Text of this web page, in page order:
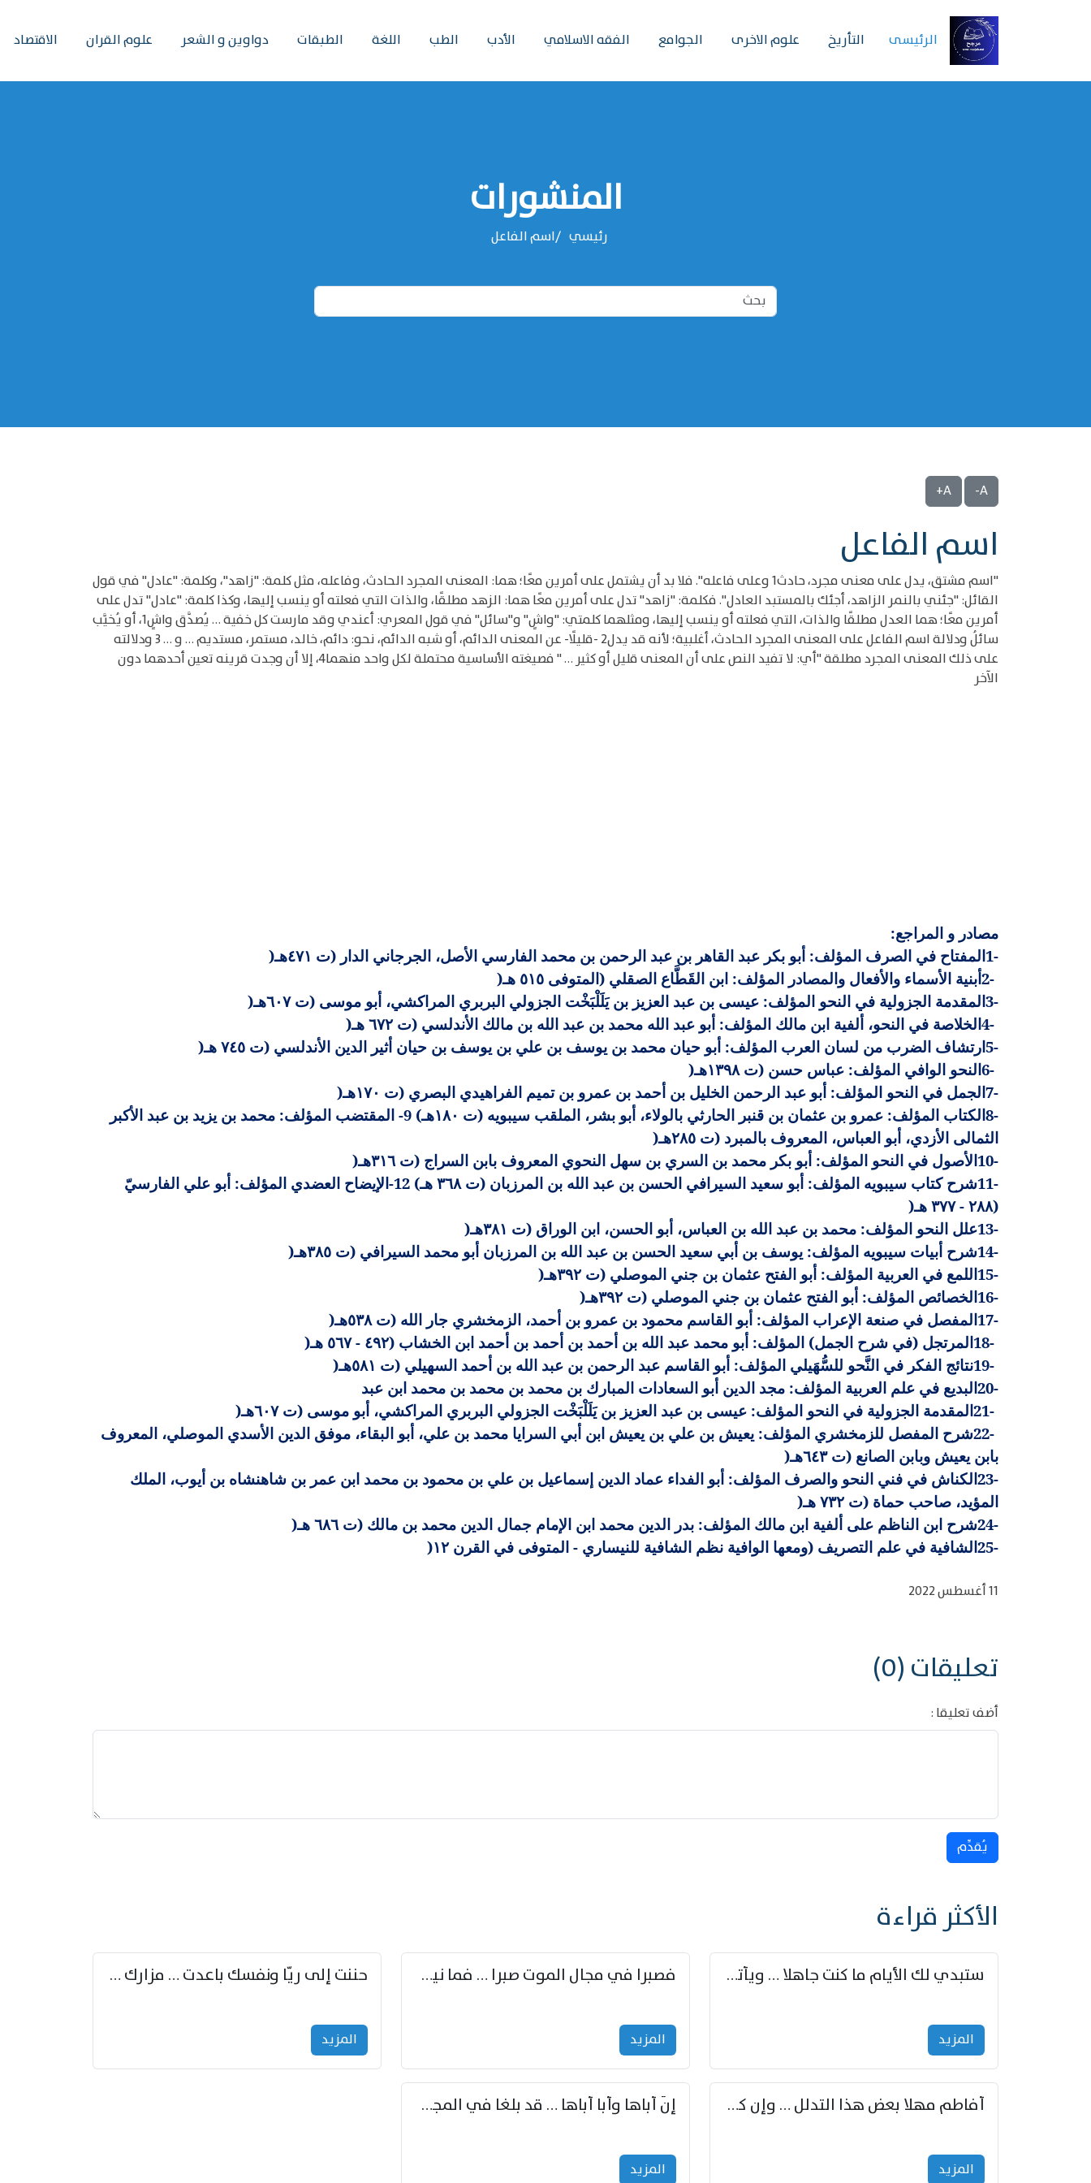
الرئیسی التأريخ علوم الاخرى الجوامع الفقه الاسلامي الأدب الطب اللغة الطبقات دواوين و الشعر علوم القران الاقتصاد
المنشورات
رئيسي اسم الفاعل
A-
A+
اسم الفاعل
"اسم مشتق، يدل على معنى مجرد، حادث1 وعلى فاعله". فلا بد أن يشتمل على أمرين معًا؛ هما: المعنى المجرد الحادث، وفاعله، مثل كلمة: "زاهد"، وكلمة: "عادل" في قول
القائل: "جئني بالنمر الزاهد، أجئك بالمستبد العادل". فكلمة: "زاهد" تدل على أمرين معًا هما: الزهد مطلقًا، والذات التي فعلته أو ينسب إليها، وكذا كلمة: "عادل" تدل على
أمرين معًا؛ هما العدل مطلقًا والذات، التي فعلته أو ينسب إليها، ومثلهما كلمتي: "واشٍ" و"سائل" في قول المعري: أعندي وقد مارست كل خفية … يُصدَّق واشٍ1، أو يُخيَّب
سائلُ ودلالة اسم الفاعل على المعنى المجرد الحادث، أغلبية؛ لأنه قد يدل2 -قليلًا- عن المعنى الدائم، أو شبه الدائم، نحو: دائم، خالد، مستمر، مستديم … و … 3 ودلالته
على ذلك المعنى المجرد مطلقة "أي: لا تفيد النص على أن المعنى قليل أو كثير … " فصيغته الأساسية محتملة لكل واحد منهما4، إلا أن وجدت قرينه تعين أحدهما دون
الآخر
مصادر و المراجع:
1-المفتاح في الصرف المؤلف: أبو بكر عبد القاهر بن عبد الرحمن بن محمد الفارسي الأصل، الجرجاني الدار (ت ٤٧١هـ
)
2-أبنية الأسماء والأفعال والمصادر المؤلف: ابن القَطَّاع الصقلي (المتوفى ٥١٥ هـ
)
3-المقدمة الجزولية في النحو المؤلف: عيسى بن عبد العزيز بن يَلَلْبَخْت الجزولي البربري المراكشي، أبو موسى (ت ٦٠٧هـ
)
4-الخلاصة في النحو، ألفية ابن مالك المؤلف: أبو عبد الله محمد بن عبد الله بن مالك الأندلسي (ت ٦٧٢ هـ
)
5-ارتشاف الضرب من لسان العرب المؤلف: أبو حيان محمد بن يوسف بن علي بن يوسف بن حيان أثير الدين الأندلسي (ت ٧٤٥ هـ
)
6-النحو الوافي المؤلف: عباس حسن (ت ١٣٩٨هـ
)
7-الجمل في النحو المؤلف: أبو عبد الرحمن الخليل بن أحمد بن عمرو بن تميم الفراهيدي البصري (ت ١٧٠هـ
)
8-
الكتاب المؤلف: عمرو بن عثمان بن قنبر الحارثي بالولاء، أبو بشر، الملقب سيبويه (ت ١٨٠هـ) 9- المقتضب المؤلف: محمد بن يزيد بن عبد الأكبر
الثمالى الأزدي، أبو العباس، المعروف بالمبرد (ت ٢٨٥هـ
)
10-الأصول في النحو المؤلف: أبو بكر محمد بن السري بن سهل النحوي المعروف بابن السراج (ت ٣١٦هـ
)
11-
شرح كتاب سيبويه المؤلف: أبو سعيد السيرافي الحسن بن عبد الله بن المرزبان (ت ٣٦٨ هـ) 12-الإيضاح العضدي المؤلف: أبو علي الفارسيّ
(٢٨٨ - ٣٧٧ هـ
)
13-علل النحو المؤلف: محمد بن عبد الله بن العباس، أبو الحسن، ابن الوراق (ت ٣٨١هـ
)
14-شرح أبيات سيبويه المؤلف: يوسف بن أبي سعيد الحسن بن عبد الله بن المرزبان أبو محمد السيرافي (ت ٣٨٥هـ
)
15-اللمع في العربية المؤلف: أبو الفتح عثمان بن جني الموصلي (ت ٣٩٢هـ
)
16-الخصائص المؤلف: أبو الفتح عثمان بن جني الموصلي (ت ٣٩٢هـ
)
17-المفصل في صنعة الإعراب المؤلف: أبو القاسم محمود بن عمرو بن أحمد، الزمخشري جار الله (ت ٥٣٨هـ
)
18-المرتجل (في شرح الجمل) المؤلف: أبو محمد عبد الله بن أحمد بن أحمد بن أحمد ابن الخشاب (٤٩٢ - ٥٦٧ هـ
)
19-نتائج الفكر في النَّحو للسُّهَيلي المؤلف: أبو القاسم عبد الرحمن بن عبد الله بن أحمد السهيلي (ت ٥٨١هـ
)
20-البديع في علم العربية المؤلف: مجد الدين أبو السعادات المبارك بن محمد بن محمد بن محمد ابن عبد
21-المقدمة الجزولية في النحو المؤلف: عيسى بن عبد العزيز بن يَلَلْبَخْت الجزولي البربري المراكشي، أبو موسى (ت ٦٠٧هـ
)
22-شرح المفصل للزمخشري المؤلف: يعيش بن علي بن يعيش ابن أبي السرايا محمد بن علي، أبو البقاء، موفق الدين الأسدي الموصلي، المعروف
بابن يعيش وبابن الصانع (ت ٦٤٣هـ
)
23-الكناش في فني النحو والصرف المؤلف: أبو الفداء عماد الدين إسماعيل بن علي بن محمود بن محمد ابن عمر بن شاهنشاه بن أيوب، الملك
المؤيد، صاحب حماة (ت ٧٣٢ هـ
)
24-شرح ابن الناظم على ألفية ابن مالك المؤلف: بدر الدين محمد ابن الإمام جمال الدين محمد بن مالك (ت ٦٨٦ هـ
)
25-الشافية في علم التصريف (ومعها الوافية نظم الشافية للنيساري - المتوفى في القرن ١٢ )
11 أغسطس 2022
تعليقات (0)
أضف تعليقا :
يُقدِّم
الأكثر قراءة
ستبدي لك الأيام ما كنت جاهلا … ويأتيك بالأخبار من لم تزوّد
المزید
فصبرا في مجال الموت صبرا … فما نيل الخلود بمستطاع
المزید
حننت إلى ريّا ونفسك باعدت … مزارك من ريّا وشعباكما معا
المزید
أفاطم مهلا بعض هذا التدلل … وإن كنت قد أزمعت صرمي فأجملي
المزید
إنّ أباها وأبا أباها … قد بلغا في المجد غايتاها
المزید